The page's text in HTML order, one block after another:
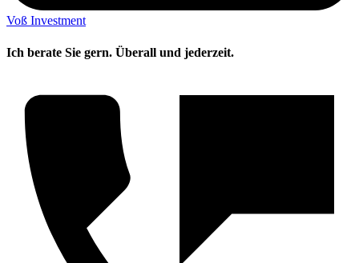
Voß Investment
Ich berate Sie gern. Überall und jederzeit.